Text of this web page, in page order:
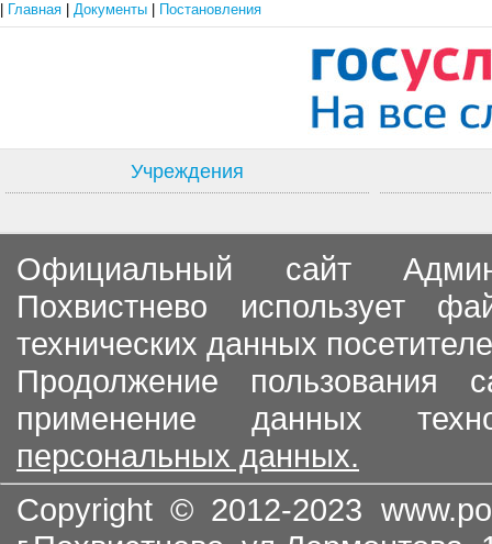
Главная Документы Постановления
Учреждения
Официальный сайт
Похвистнево использует
технических данных
Продолжение пользования
применение данных
персональных данных.
Copyright © 2012-2023